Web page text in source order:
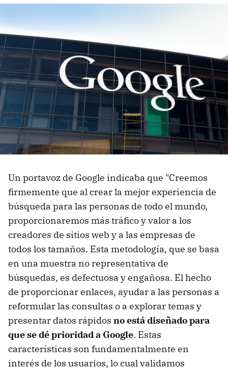
Un portavoz de Google indicaba que "Creemos
firmemente que al crear la mejor experiencia de
búsqueda para las personas de todo el mundo,
proporcionaremos más tráfico y valor a los
creadores de sitios web y a las empresas de
todos los tamaños. Esta metodología, que se basa
en una muestra no representativa de
búsquedas, es defectuosa y engañosa. El hecho
de proporcionar enlaces, ayudar a las personas a
reformular las consultas o a explorar temas y
presentar datos rápidos no está diseñado para
que se dé prioridad a Google. Estas
características son fundamentalmente en
interés de los usuarios, lo cual validamos